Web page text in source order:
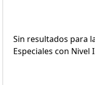
Sin resultados para
Especiales con Nivel